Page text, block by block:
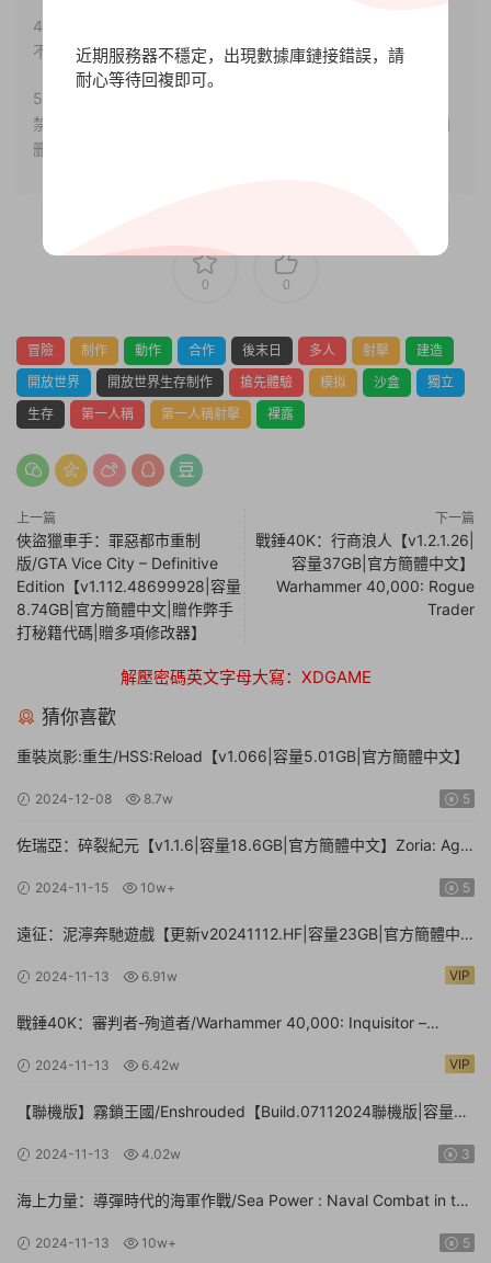
4.本站部分内容均由互聯網收集整理，僅供大家參考、學習，
不存在任何商業目的與商業用途。
5.本站提供的所有資源僅供參考學習使用，版權歸原著所有，
禁止下載本站資源參與任何商業和非法行爲，請于24小時之内
删除!
0 0
冒險 制作 動作 合作 後末日 多人 射擊
建造
開放世界
開放世界生存制作 搶先體驗 模拟 沙盒
獨立
生存
第一人稱 第一人稱射擊 裸露
上一篇
俠盜獵車手：罪惡都市重制
版/GTA Vice City – Definitive
Edition【v1.112.48699928|容量
8.74GB|官方簡體中文|贈作弊手
打秘籍代碼|贈多項修改器】
下一篇
戰錘40K：行商浪人【v1.2.1.26|
容量37GB|官方簡體中文】
Warhammer 40,000: Rogue
Trader
解壓密碼英文字母大寫：XDGAME
猜你喜歡
重裝岚影:重生/HSS:Reload【v1.066|容量5.01GB|官方簡體中文】
2024-12-08 8.7w 5
佐瑞亞：碎裂紀元【v1.1.6|容量18.6GB|官方簡體中文】Zoria: Age
2024-11-15 10w+ 5
遠征：泥濘奔馳遊戲【更新v20241112.HF|容量23GB|官方簡體中
2024-11-13 6.91w VIP
戰錘40K：審判者-殉道者/Warhammer 40,000: Inquisitor –
2024-11-13 6.42w VIP
【聯機版】霧鎖王國/Enshrouded【Build.07112024聯機版|容量
2024-11-13 4.02w 3
海上力量：導彈時代的海軍作戰/Sea Power : Naval Combat in the
鼠标】
2024-11-13 10w+ 5
近期服務器不穩定，出現數據庫鏈接錯誤，請
耐心等待回複即可。